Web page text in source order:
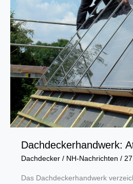
Dachdeckerhandwerk:
Dachdecker/ NH-Nachrichten /
Das Dachdeckerhandwerk